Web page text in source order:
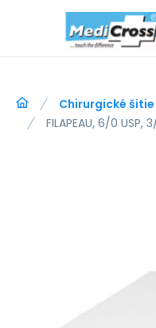
Chirurgické šitie
FILAPEAU, 6/0